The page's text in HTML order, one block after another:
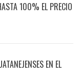
100% EL PRECIO
EN EL